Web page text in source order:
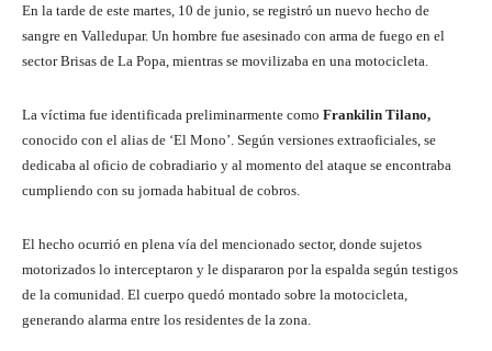
En la tarde de este martes, 10 de junio, se registró un nuevo hecho de
sangre en Valledupar. Un hombre fue asesinado con arma de fuego en el
sector Brisas de La Popa, mientras se movilizaba en una motocicleta.
La víctima fue identificada preliminarmente como Frankilin Tilano,
conocido con el alias de ‘El Mono’. Según versiones extraoficiales, se
dedicaba al oficio de cobradiario y al momento del ataque se encontraba
cumpliendo con su jornada habitual de cobros.
El hecho ocurrió en plena vía del mencionado sector, donde sujetos
motorizados lo interceptaron y le dispararon por la espalda según testigos
de la comunidad. El cuerpo quedó montado sobre la motocicleta,
generando alarma entre los residentes de la zona.